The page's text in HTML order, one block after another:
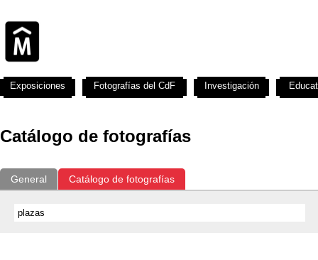
Catálogo de fotografías
General Catálogo de fotografías
Exposiciones Fotografías del CdF Investigación